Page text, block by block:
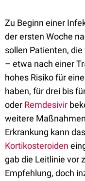
Zu Beginn einer
der ersten Woche
sollen Patienten,
– etwa nach einer
hohes Risiko für
haben, für drei bis
oder Remdesivir
weitere
Erkrankung kann
Kortikosteroiden
gab die Leitlinie vor
Empfehlung, doch